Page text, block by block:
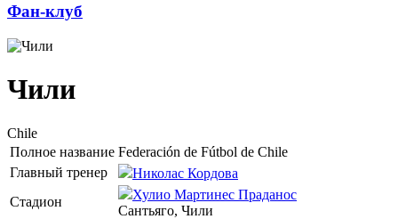
Фан-клуб
Чили
Chile
Полное название Federación de Fútbol de Chile
Главный тренер
Николас Кордова
Стадион
Хулио Мартинес Праданос
Сантьяго, Чили